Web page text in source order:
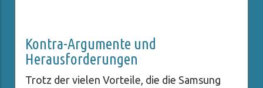
Kontra-Argumente und
Herausforderungen
Trotz der vielen Vorteile, die die Samsung